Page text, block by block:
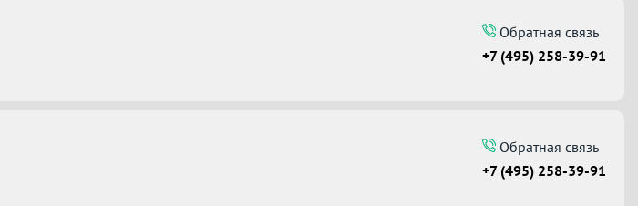
Обратная связь
+7 (495) 258-39-91
Обратная связь
+7 (495) 258-39-91